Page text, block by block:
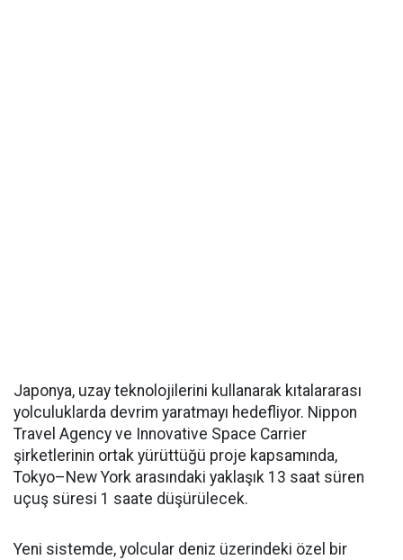
Japonya, uzay teknolojilerini kullanarak kıtalararası
yolculuklarda devrim yaratmayı hedefliyor. Nippon
Travel Agency ve Innovative Space Carrier
şirketlerinin ortak yürüttüğü proje kapsamında,
Tokyo–New York arasındaki yaklaşık 13 saat süren
uçuş süresi 1 saate düşürülecek.
Yeni sistemde, yolcular deniz üzerindeki özel bir